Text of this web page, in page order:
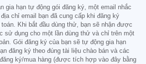
gia hạn tự động gói đăng ký, một email nhắc
chỉ email bạn đã cung cấp khi đăng ký
Khi bắt đầu dùng thử, bạn sẽ nhận được
sử dụng cho một lần dùng thử và chỉ trên một
Gói đăng ký của bạn sẽ tự động gia hạn
đăng ký theo đúng tài liệu chào bán và các
ký/mua hàng (được tích hợp vào đây bằng